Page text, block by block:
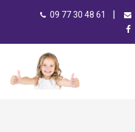
09 77 30 48 61 |